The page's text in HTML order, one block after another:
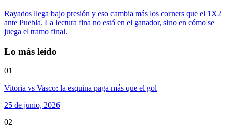
Rayados llega bajo presión y eso cambia más los corners que el 1X2
ante Puebla. La lectura fina no está en el ganador, sino en cómo se
juega el tramo final.
Lo más leído
01
Vitoria vs Vasco: la esquina paga más que el gol
25 de junio, 2026
02